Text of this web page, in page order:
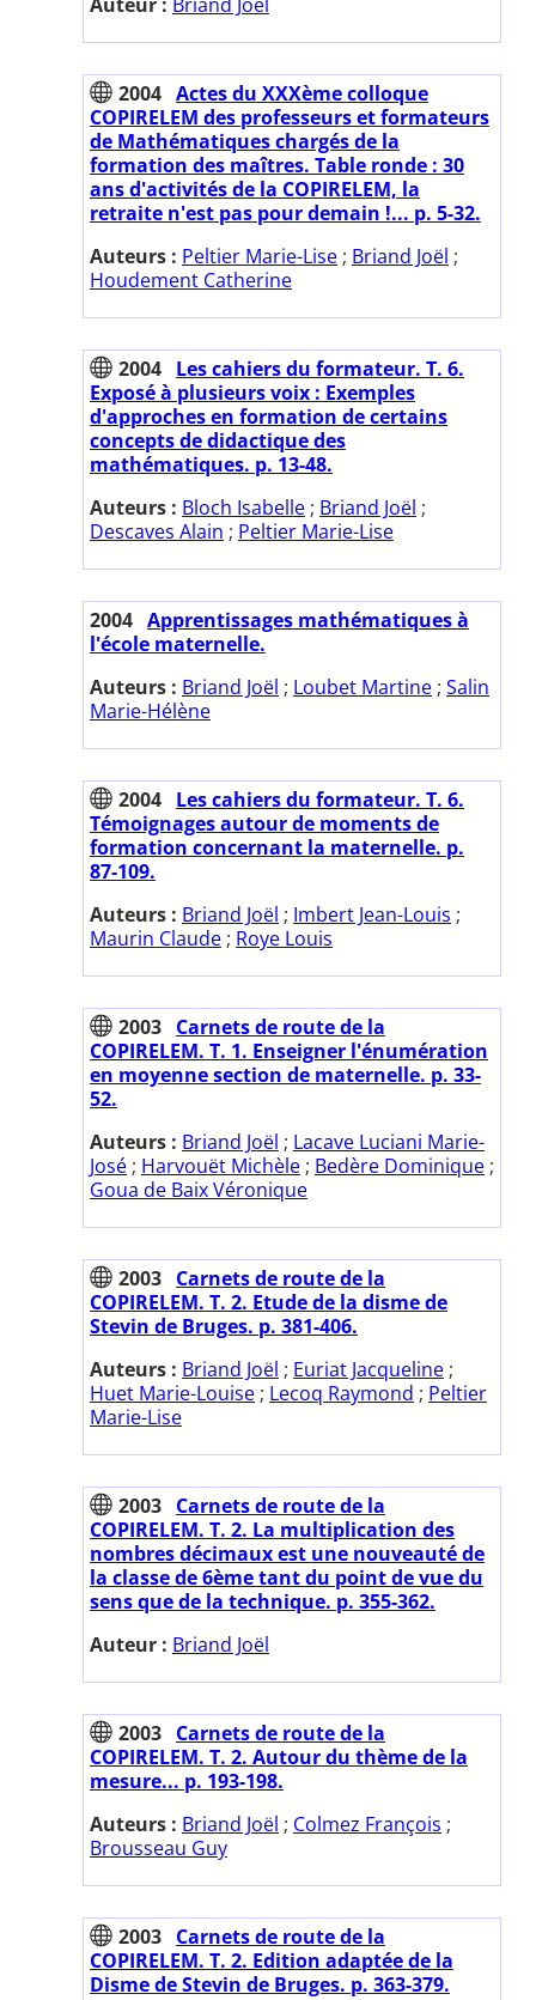
2004 Actes du XXXème colloque
COPIRELEM des professeurs et formateurs
de Mathématiques chargés de la
formation des maîtres. Table ronde : 30
ans d'activités de la COPIRELEM, la
retraite n'est pas pour demain !... p. 5-32.
Auteurs : Peltier Marie-Lise ; Briand Joël ;
Houdement Catherine
2004 Les cahiers du formateur. T. 6.
Exposé à plusieurs voix : Exemples
d'approches en formation de certains
concepts de didactique des
mathématiques. p. 13-48.
Auteurs : Bloch Isabelle ; Briand Joël ;
Descaves Alain ; Peltier Marie-Lise
2004 Apprentissages mathématiques à
l'école maternelle.
Auteurs : Briand Joël ; Loubet Martine ; Salin
Marie-Hélène
2004 Les cahiers du formateur. T. 6.
Témoignages autour de moments de
formation concernant la maternelle. p.
87-109.
Auteurs : Briand Joël ; Imbert Jean-Louis ;
Maurin Claude ; Roye Louis
2003 Carnets de route de la
COPIRELEM. T. 1. Enseigner l'énumération
en moyenne section de maternelle. p. 33-
52.
Auteurs : Briand Joël ; Lacave Luciani Marie-
José ; Harvouët Michèle ; Bedère Dominique ;
Goua de Baix Véronique
2003 Carnets de route de la
COPIRELEM. T. 2. Etude de la disme de
Stevin de Bruges. p. 381-406.
Auteurs : Briand Joël ; Euriat Jacqueline ;
Huet Marie-Louise ; Lecoq Raymond ; Peltier
Marie-Lise
2003 Carnets de route de la
COPIRELEM. T. 2. La multiplication des
nombres décimaux est une nouveauté de
la classe de 6ème tant du point de vue du
sens que de la technique. p. 355-362.
Auteur : Briand Joël
2003 Carnets de route de la
COPIRELEM. T. 2. Autour du thème de la
mesure... p. 193-198.
Auteurs : Briand Joël ; Colmez François ;
Brousseau Guy
2003 Carnets de route de la
COPIRELEM. T. 2. Edition adaptée de la
Disme de Stevin de Bruges. p. 363-379.